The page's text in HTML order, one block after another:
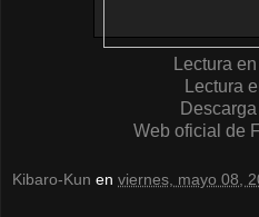
Lectura
Lectura
Web oficial de
Kibaro-Kun en viernes, mayo 08,